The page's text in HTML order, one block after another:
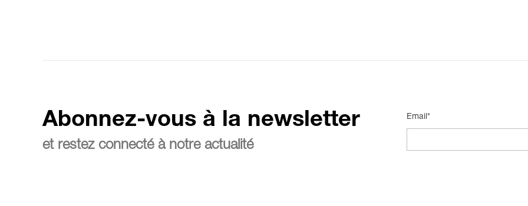
Abonnez-vous à la newsletter
et restez connecté à notre actualité
Email*